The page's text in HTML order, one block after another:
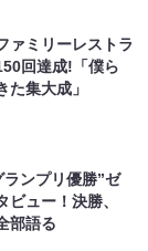
ァミリーレストラ
回達成!「僕ら
た集大成」
ランプリ優勝”ゼ
ビュー！決勝、
部語る